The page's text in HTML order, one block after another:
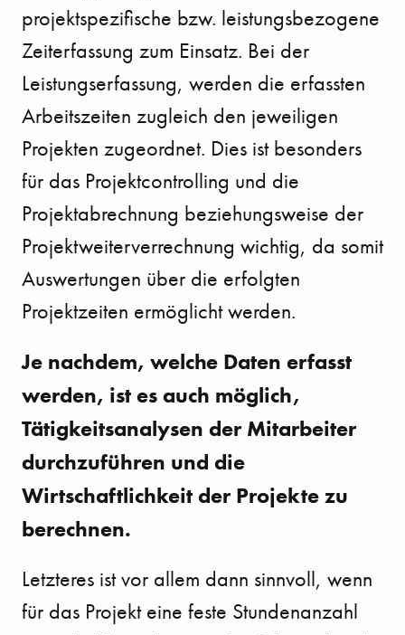
projektspezifische bzw. leistungsbezogene
Zeiterfassung zum Einsatz. Bei der
Leistungserfassung, werden die erfassten
Arbeitszeiten zugleich den jeweiligen
Projekten zugeordnet. Dies ist besonders
für das Projektcontrolling und die
Projektabrechnung beziehungsweise der
Projektweiterverrechnung wichtig, da somit
Auswertungen über die erfolgten
Projektzeiten ermöglicht werden.
Je nachdem, welche Daten erfasst
werden, ist es auch möglich,
Tätigkeitsanalysen der Mitarbeiter
durchzuführen und die
Wirtschaftlichkeit der Projekte zu
berechnen.
Letzteres ist vor allem dann sinnvoll, wenn
für das Projekt eine feste Stundenanzahl